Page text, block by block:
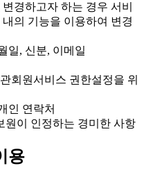
경하고자 하는 경우 서비
의 기능을 이용하여 변경
일, 신분, 이메일
회원서비스 권한설정을 위
인 연락처
이 인정하는 경미한 사항
용